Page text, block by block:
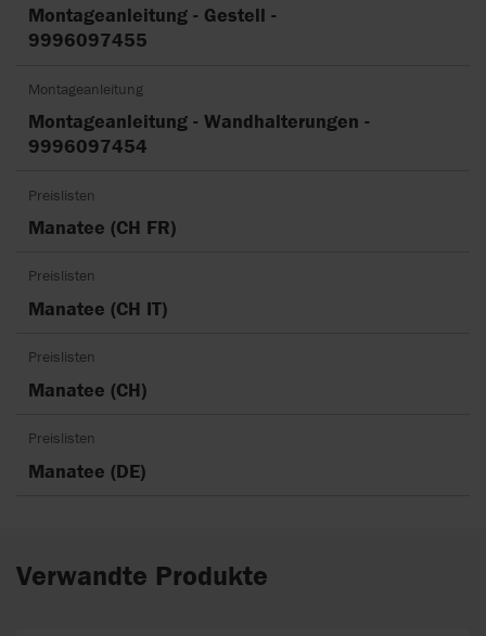
Montageanleitung - Gestell -
9996097455
Montageanleitung
Montageanleitung - Wandhalterungen -
9996097454
Preislisten
Manatee (CH FR)
Preislisten
Manatee (CH IT)
Preislisten
Manatee (CH)
Preislisten
Manatee (DE)
Verwandte Produkte